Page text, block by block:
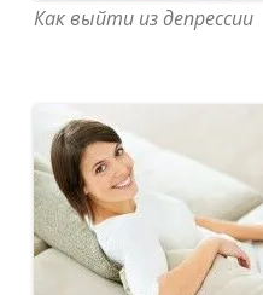
Как выйти из депрессии